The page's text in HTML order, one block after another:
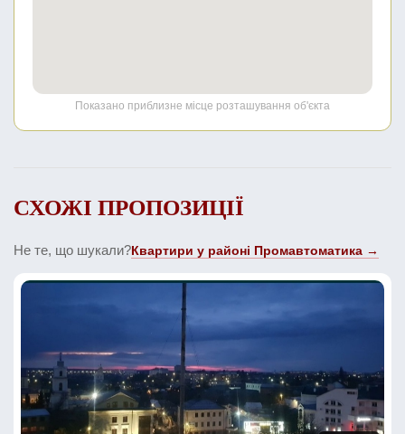
Показано приблизне місце розташування об'єкта
СХОЖІ ПРОПОЗИЦІЇ
Не те, що шукали?Квартири у районі Промавтоматика →